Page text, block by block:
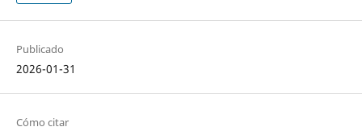
Publicado
2026-01-31
Cómo citar